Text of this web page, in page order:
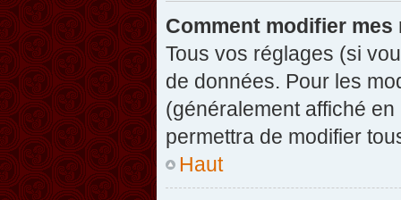
Comment modifier mes
Tous vos réglages (si
de données. Pour les
(généralement affiché
permettra de modifier
Haut